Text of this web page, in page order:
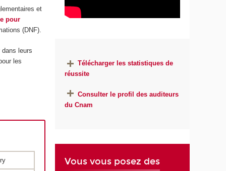
et
pour
(DNF).
leurs
les
Télécharger les statistiques de
réussite
Consulter le profil des auditeurs
du Cnam
Vous vous posez des